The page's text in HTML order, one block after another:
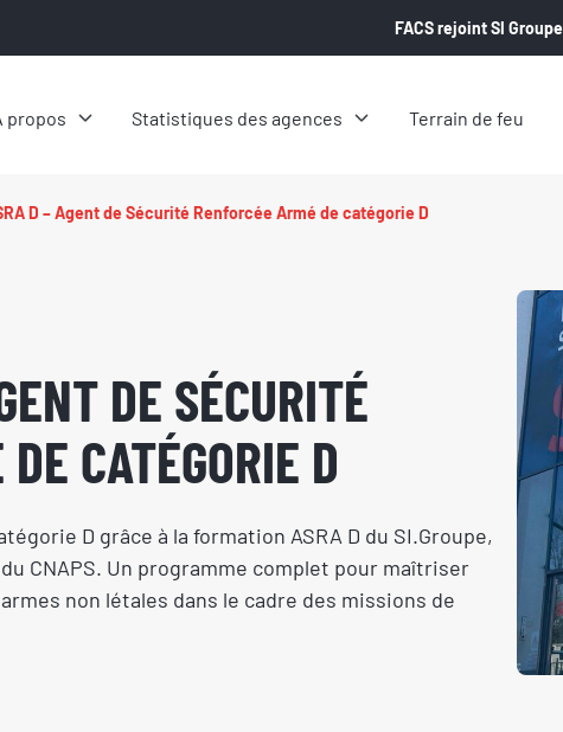
FACS rejoint SI Groupe
propos Statistiques des agences Terrain de feu
D – Agent de Sécurité Renforcée Armé de catégorie D
DE SÉCURITÉ
CATÉGORIE D
D grâce à la formation ASRA D du SI.Groupe,
CNAPS. Un programme complet pour maîtriser
non létales dans le cadre des missions de